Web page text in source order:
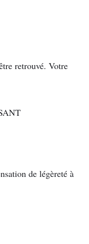
retrouvé. Votre
de légèreté à